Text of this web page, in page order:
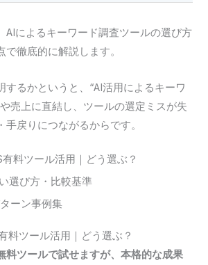
AIによるキーワード調査ツールの選び方
徹底的に解説します。
するかというと、“AI活用によるキーワ
売上に直結し、ツールの選定ミスが失
手戻りにつながるからです。
料ツール活用｜どう選ぶ？
選び方・比較基準
ーン事例集
料ツール活用｜どう選ぶ？
料ツールで試せますが、本格的な成果